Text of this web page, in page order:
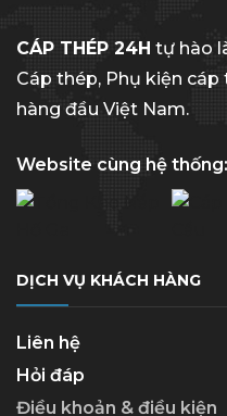
CÁP THÉP 24H tự hào
Cáp thép, Phụ kiện cáp
hàng đầu Việt Nam.
Website cùng hệ thống:
DỊCH VỤ KHÁCH HÀNG
Liên hệ
Hỏi đáp
Điều khoản & điều kiện